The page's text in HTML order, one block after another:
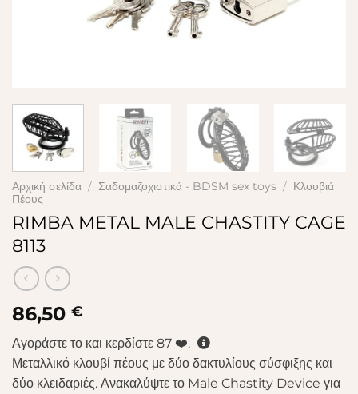
Αρχική σελίδα / Σαδομαζοχιστικά - BDSM sex toys / Κλουβιά
Πέους
RIMBA METAL MALE CHASTITY CAGE
8113
86,50 €
Αγοράστε το και κερδίστε 87 ❤️.
Μεταλλικό κλουβί πέους με δύο δακτυλίους σύσφιξης και
δύο κλειδαριές. Ανακαλύψτε το Male Chastity Device για